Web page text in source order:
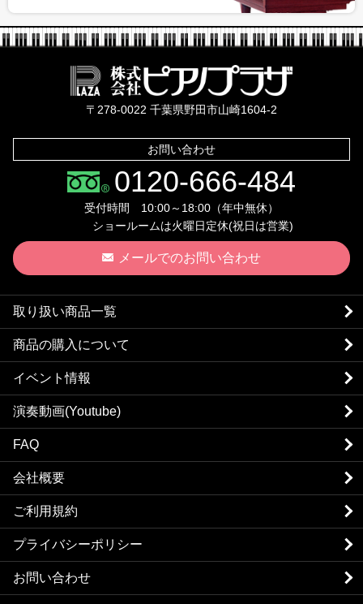
〒278-0022 千葉県野田市山崎1604-2
お問い合わせ
0120-666-484
受付時間 10:00～18:00（年中無休）
ショールームは火曜日定休(祝日は営業)
メールでのお問い合わせ
取り扱い商品一覧
商品の購入について
イベント情報
演奏動画(Youtube)
FAQ
会社概要
ご利用規約
プライバシーポリシー
お問い合わせ